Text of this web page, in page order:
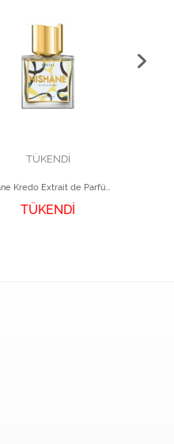
TÜKENDİ
TÜKENDİ